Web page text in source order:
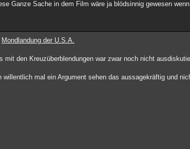
Ganze Sache in dem Film wäre ja blödsinnig gewesen
Mondlandung der U.S.A.
mit den Kreuzüberblendungen war zwar noch nicht
willentlich mal ein Argument sehen das aussagekräftig und